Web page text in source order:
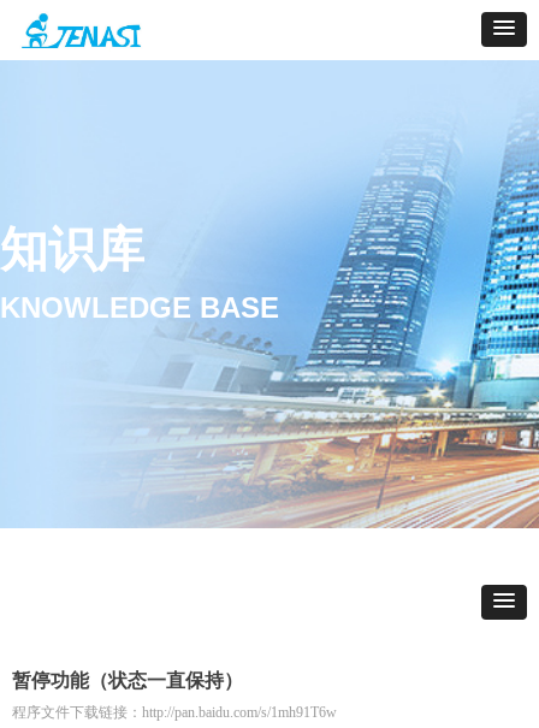
暂停功能（状态一直保持）
程序文件下载链接：http://pan.baidu.com/s/1mh91T6w
知识库
KNOWLEDGE BASE